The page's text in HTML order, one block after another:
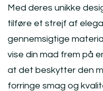
Med deres unikke
tilføre et strejf af
gennemsigtige
vise din mad frem på
at det beskytter den
forringe smag og